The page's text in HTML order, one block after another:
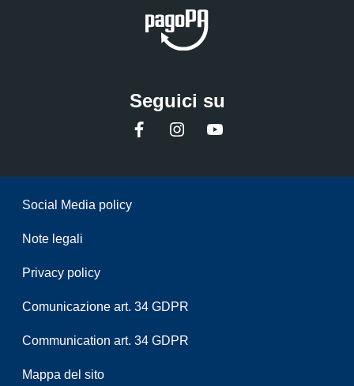
Seguici su
FacebookInstagram
Social Media policy
Note legali
Privacy policy
Comunicazione art. 34 GDPR
Communication art. 34 GDPR
Mappa del sito